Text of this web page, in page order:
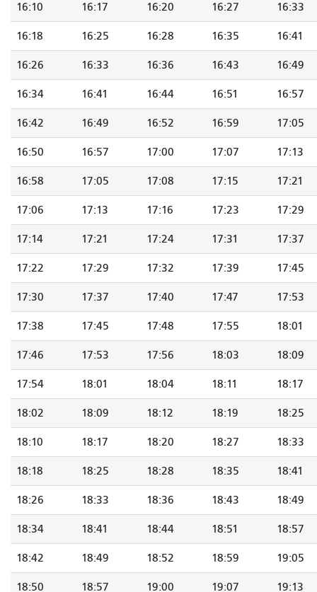
16:10 16:17 16:20 16:27 16:33
16:18 16:25 16:28 16:35 16:41
16:26 16:33 16:36 16:43 16:49
16:34 16:41 16:44 16:51 16:57
16:42 16:49 16:52 16:59 17:05
16:50 16:57 17:00 17:07 17:13
16:58 17:05 17:08 17:15 17:21
17:06 17:13 17:16 17:23 17:29
17:14 17:21 17:24 17:31 17:37
17:22 17:29 17:32 17:39 17:45
17:30 17:37 17:40 17:47 17:53
17:38 17:45 17:48 17:55 18:01
17:46 17:53 17:56 18:03 18:09
17:54 18:01 18:04 18:11 18:17
18:02 18:09 18:12 18:19 18:25
18:10 18:17 18:20 18:27 18:33
18:18 18:25 18:28 18:35 18:41
18:26 18:33 18:36 18:43 18:49
18:34 18:41 18:44 18:51 18:57
18:42 18:49 18:52 18:59 19:05
18:50 18:57 19:00 19:07 19:13